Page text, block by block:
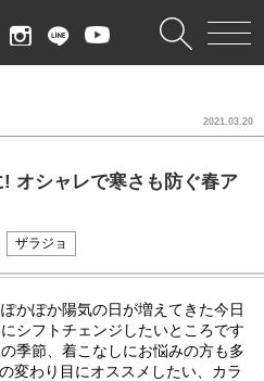
! オシャレで寒さも防ぐ春ア
2021.03.20
ザラジョ
かぽか陽気の日が増えてきた今日
シフトチェンジしたいところです
季節、着こなしにお悩みの方も多
変わり目にオススメしたい、カラ